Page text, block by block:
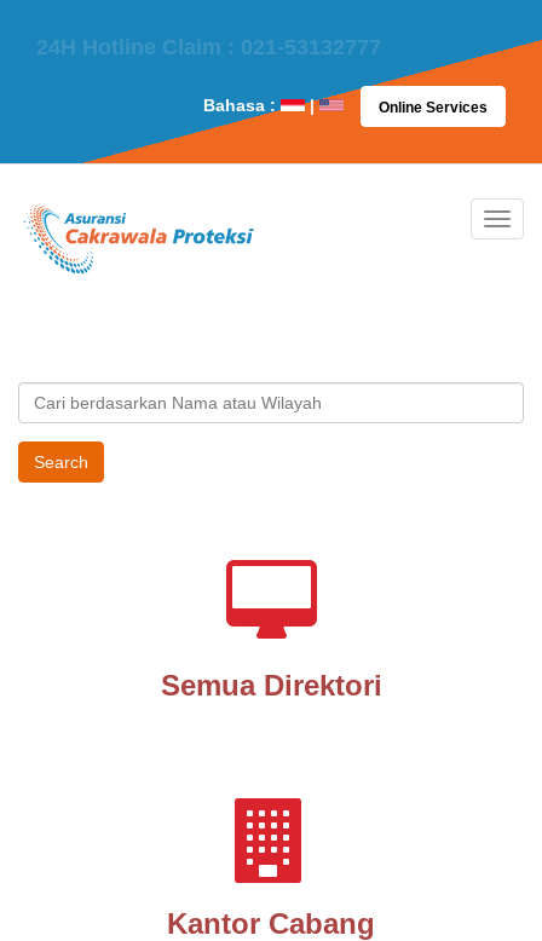
24H Hotline Claim : 021-53132777
Bahasa : | Online Services
Semua Direktori
Kantor Cabang